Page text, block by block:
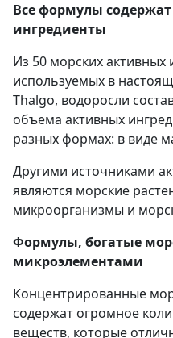
Все формулы
ингредиенты
Из 50 морских активных
используемых в
Thalgo, водоросли
объема активных
разных формах: в виде
Другими источниками
являются морские
микроорганизмы и
Формулы, богатые
микроэлементами
Концентрированные
содержат огромное
веществ, которые